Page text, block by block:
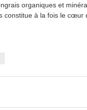
organiques et
constitue à la fois le